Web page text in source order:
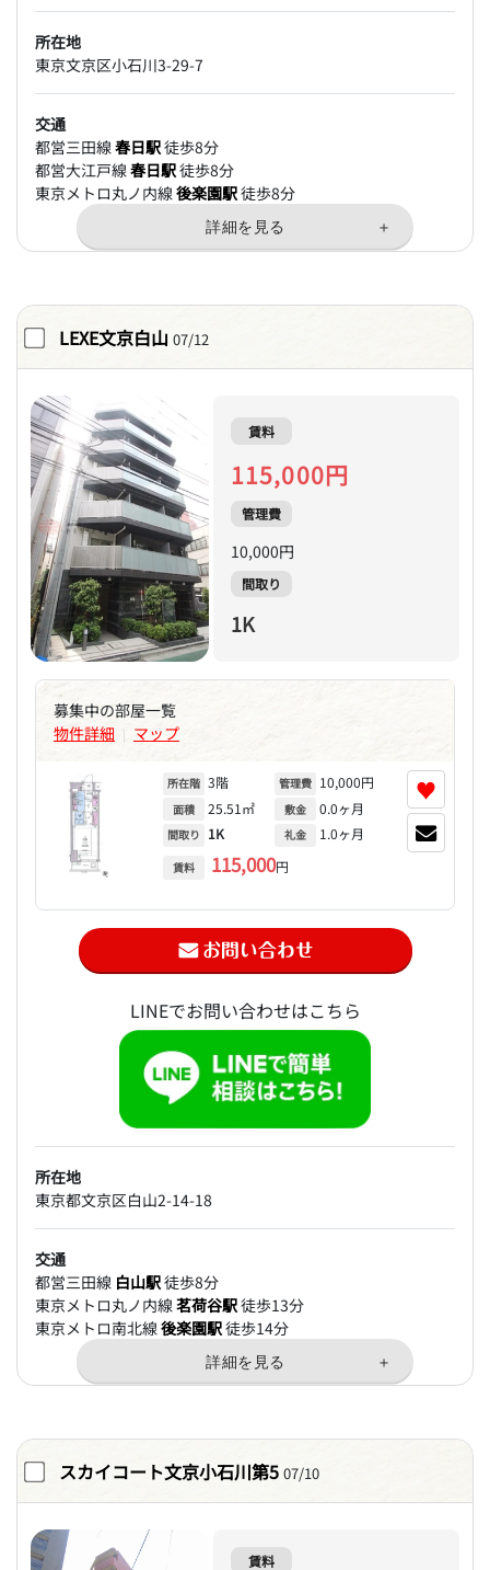
所在地
東京文京区小石川3-29-7
交通
都営三田線春日駅徒歩8分
都営大江戸線春日駅徒歩8分
東京メトロ丸ノ内線後楽園駅徒歩8分
LEXE文京白山 07/12
賃料
115,000円
管理費
10,000円
間取り
1K
募集中の部屋一覧
物件詳細 | マップ
所在階 3階
面積 25.51㎡
間取り 1K
賃料 115,000円
管理費 10,000円
敷金 0.0ヶ月
礼金 1.0ヶ月
♥
LINEでお問い合わせはこちら
所在地
東京都文京区白山2-14-18
交通
都営三田線 白山駅徒歩8分
東京メトロ丸ノ内線茗荷谷駅徒歩13分
東京メトロ南北線後楽園駅徒歩14分
スカイコート文京小石川第5 07/10
賃料